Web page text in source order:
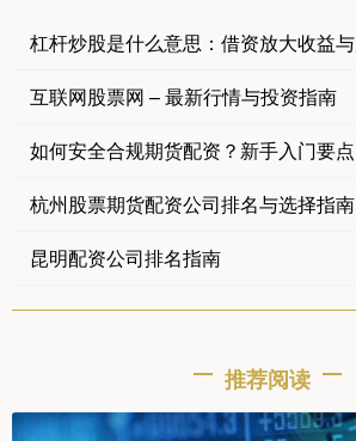
杠杆炒股是什么意思：借资放大收益
互联网股票网 – 最新行情与投资指南
如何安全合规期货配资？新手入门要点
杭州股票期货配资公司排名与选择指南
昆明配资公司排名指南
推荐阅读